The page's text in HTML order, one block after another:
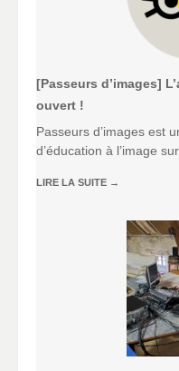
[Passeurs d’images]
ouvert !
Passeurs d’images est
d’éducation à l’image
LIRE LA SUITE →